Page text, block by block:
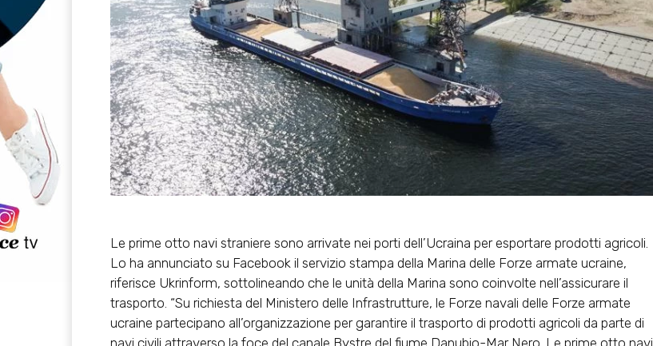
Le prime otto navi straniere sono arrivate nei porti dell’Ucraina per esportare prodotti agricoli.
Lo ha annunciato su Facebook il servizio stampa della Marina delle Forze armate ucraine,
riferisce Ukrinform, sottolineando che le unità della Marina sono coinvolte nell’assicurare il
trasporto. “Su richiesta del Ministero delle Infrastrutture, le Forze navali delle Forze armate
ucraine partecipano all’organizzazione per garantire il trasporto di prodotti agricoli da parte di